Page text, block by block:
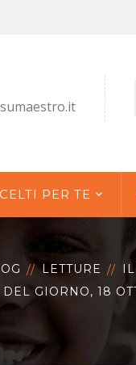
PER TE
LETTURE
GIORNO, 18